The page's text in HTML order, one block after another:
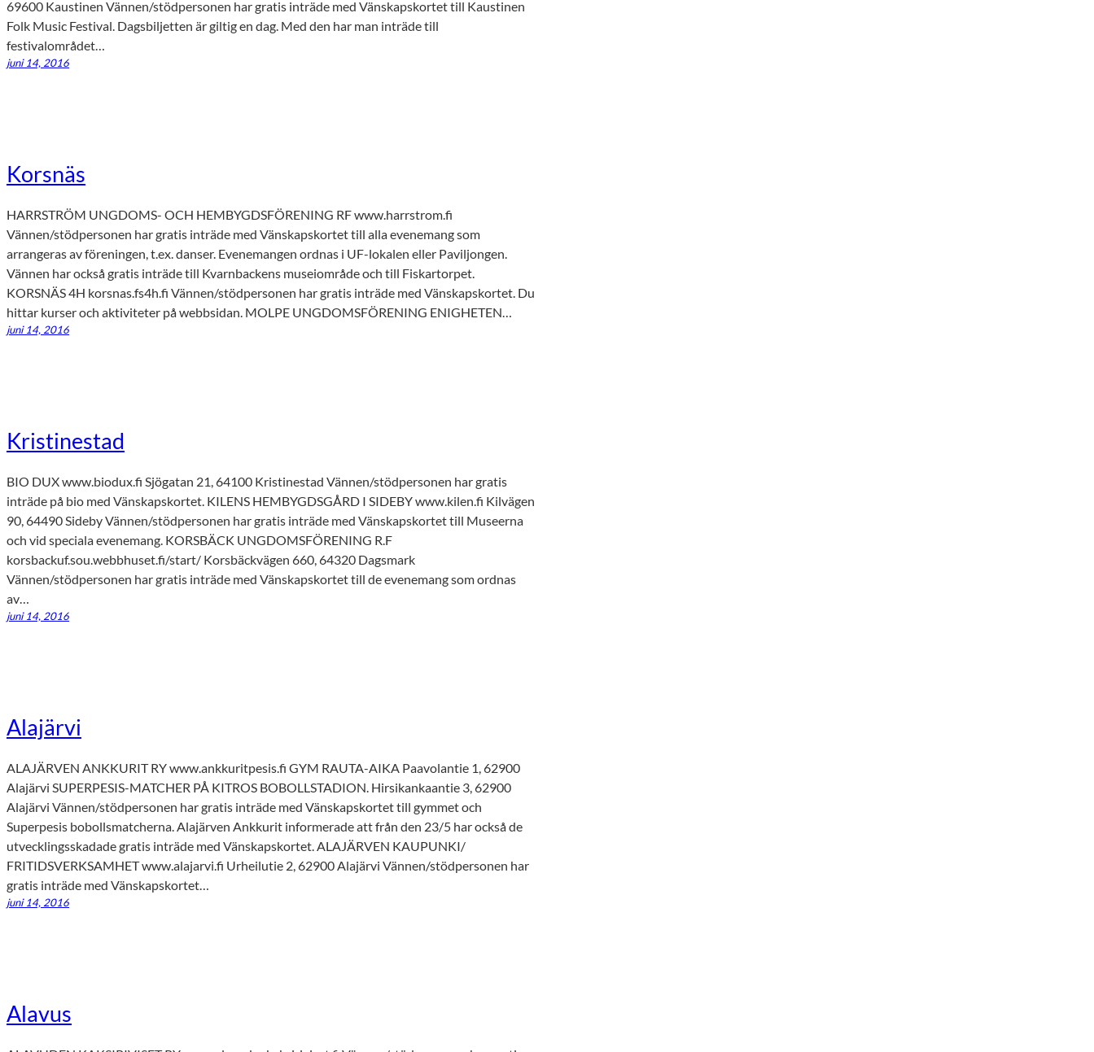
69600 Kaustinen Vännen/stödpersonen har gratis inträde med Vänskapskortet till Kaustinen
Folk Music Festival. Dagsbiljetten är giltig en dag. Med den har man inträde till
festivalområdet…
juni 14, 2016
Korsnäs
HARRSTRÖM UNGDOMS- OCH HEMBYGDSFÖRENING RF www.harrstrom.fi
Vännen/stödpersonen har gratis inträde med Vänskapskortet till alla evenemang som
arrangeras av föreningen, t.ex. danser. Evenemangen ordnas i UF-lokalen eller Paviljongen.
Vännen har också gratis inträde till Kvarnbackens museiområde och till Fiskartorpet.
KORSNÄS 4H korsnas.fs4h.fi Vännen/stödpersonen har gratis inträde med Vänskapskortet. Du
hittar kurser och aktiviteter på webbsidan. MOLPE UNGDOMSFÖRENING ENIGHETEN…
juni 14, 2016
Kristinestad
BIO DUX www.biodux.fi Sjögatan 21, 64100 Kristinestad Vännen/stödpersonen har gratis
inträde på bio med Vänskapskortet. KILENS HEMBYGDSGÅRD I SIDEBY www.kilen.fi Kilvägen
90, 64490 Sideby Vännen/stödpersonen har gratis inträde med Vänskapskortet till Museerna
och vid speciala evenemang. KORSBÄCK UNGDOMSFÖRENING R.F
korsbackuf.sou.webbhuset.fi/start/ Korsbäckvägen 660, 64320 Dagsmark
Vännen/stödpersonen har gratis inträde med Vänskapskortet till de evenemang som ordnas
av…
juni 14, 2016
Alajärvi
ALAJÄRVEN ANKKURIT RY www.ankkuritpesis.fi GYM RAUTA-AIKA Paavolantie 1, 62900
Alajärvi SUPERPESIS-MATCHER PÅ KITROS BOBOLLSTADION. Hirsikankaantie 3, 62900
Alajärvi Vännen/stödpersonen har gratis inträde med Vänskapskortet till gymmet och
Superpesis bobollsmatcherna. Alajärven Ankkurit informerade att från den 23/5 har också de
utvecklingsskadade gratis inträde med Vänskapskortet. ALAJÄRVEN KAUPUNKI/
FRITIDSVERKSAMHET www.alajarvi.fi Urheilutie 2, 62900 Alajärvi Vännen/stödpersonen har
gratis inträde med Vänskapskortet…
juni 14, 2016
Alavus